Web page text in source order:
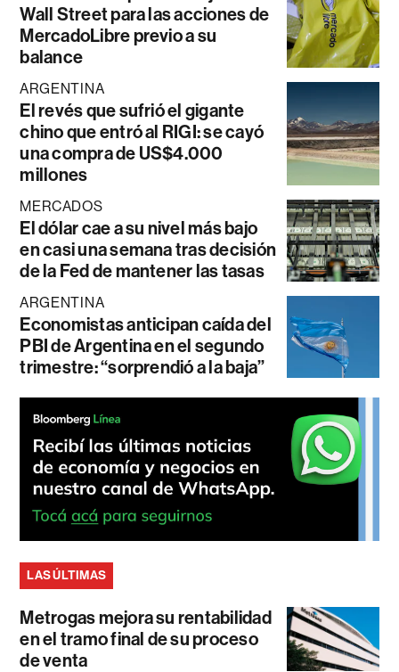
Wall Street para las acciones de
MercadoLibre previo a su
balance
ARGENTINA
El revés que sufrió el gigante
chino que entró al RIGI: se cayó
una compra de US$4.000
millones
MERCADOS
El dólar cae a su nivel más bajo
en casi una semana tras decisión
de la Fed de mantener las tasas
ARGENTINA
Economistas anticipan caída del
PBI de Argentina en el segundo
trimestre: “sorprendió a la baja”
LAS ÚLTIMAS
Metrogas mejora su rentabilidad
en el tramo final de su proceso
de venta